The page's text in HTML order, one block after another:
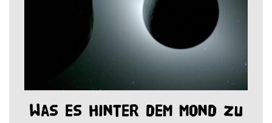
Was es hinter dem Mond zu